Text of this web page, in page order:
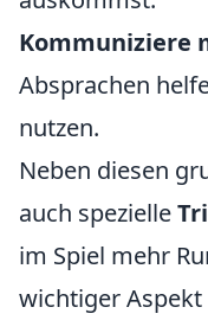
Kommuniziere
Absprachen
nutzen.
Neben diesen
auch spezielle
im Spiel mehr
wichtiger Aspekt